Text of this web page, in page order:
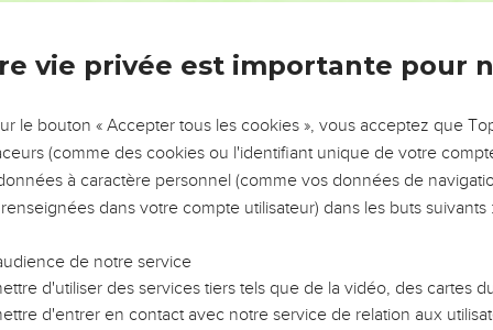
וְאֶת־בְּנֹתֶ֔יהָ וְאֶת־יוֹשְׁבֵ֥י מְגִדּ֖וֹ וְאֶת־בְּנוֹתֶ֑יהָ
וַֽיְהִי֙ כִּֽי־חָזַ֣ק יִשְׂרָאֵ֔ל וַיָּ֥שֶׂם
וְאֶפְרַ֙יִם֙ לֹ֣א הוֹרִ֔ישׁ אֶת־הַֽכְּנַעֲנִ֖י הַיּוֹשֵׁ֣ב
זְבוּלֻ֗ן לֹ֤א הוֹרִישׁ֙ אֶת־יוֹשְׁבֵ֣י קִטְר֔וֹן וְאֶת־יוֹשְׁבֵ֖י נַהֲלֹ֑ל
הוֹרִישׁ֙ אֶת־יֹשְׁבֵ֣י עַכּ֔וֹ וְאֶת־יוֹשְׁבֵ֖י צִיד֑וֹן וְאֶת־אַחְלָ֤ב וְאֶת־אַכְזִיב֙
וַיֵּ֙שֶׁב֙ הָאָ֣שֵׁרִ֔י בְּקֶ֥רֶב הַֽכְּנַעֲנִ֖י
בֵֽית־שֶׁ֙מֶשׁ֙ וְאֶת־יֹשְׁבֵ֣י בֵית־עֲנָ֔ת וַיֵּ֕שֶׁב בְּקֶ֥רֶב הַֽכְּנַעֲנִ֖י יֹשְׁבֵ֣י הָאָ֑רֶץ
וַיִּלְחֲצ֧וּ הָאֱמֹרִ֛י אֶת־בְּנֵי־דָ֖ן
וַיּ֤וֹאֶל הָֽאֱמֹרִי֙ לָשֶׁ֣בֶת בְּהַר־חֶ֔רֶס בְּאַיָּל֖וֹן וּבְשַֽׁעַלְבִ֑ים
vie privée est importante pour
le bouton « Accepter tous les cookies », vous acceptez que
(comme des cookies ou l'identifiant unique de votre
à caractère personnel (comme vos données de
dans votre compte utilisateur) dans les buts suivants :
de notre service
d'utiliser des services tiers tels que de la vidéo, des cartes
d'entrer en contact avec notre service de relation aux